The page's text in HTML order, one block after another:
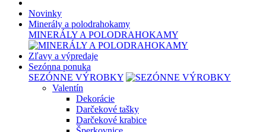
Novinky
Minerály a polodrahokamy
MINERÁLY A POLODRAHOKAMY
Zľavy a výpredaje
Sezónna ponuka
SEZÓNNE VÝROBKY
Valentín
Dekorácie
Darčekové tašky
Darčekové krabice